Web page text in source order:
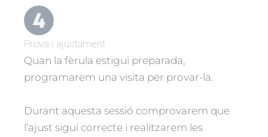
Prova i ajustament
Quan la fèrula estigui preparada,
programarem una visita per provar-la.
Durant aquesta sessió comprovarem que
l’ajust sigui correcte i realitzarem les